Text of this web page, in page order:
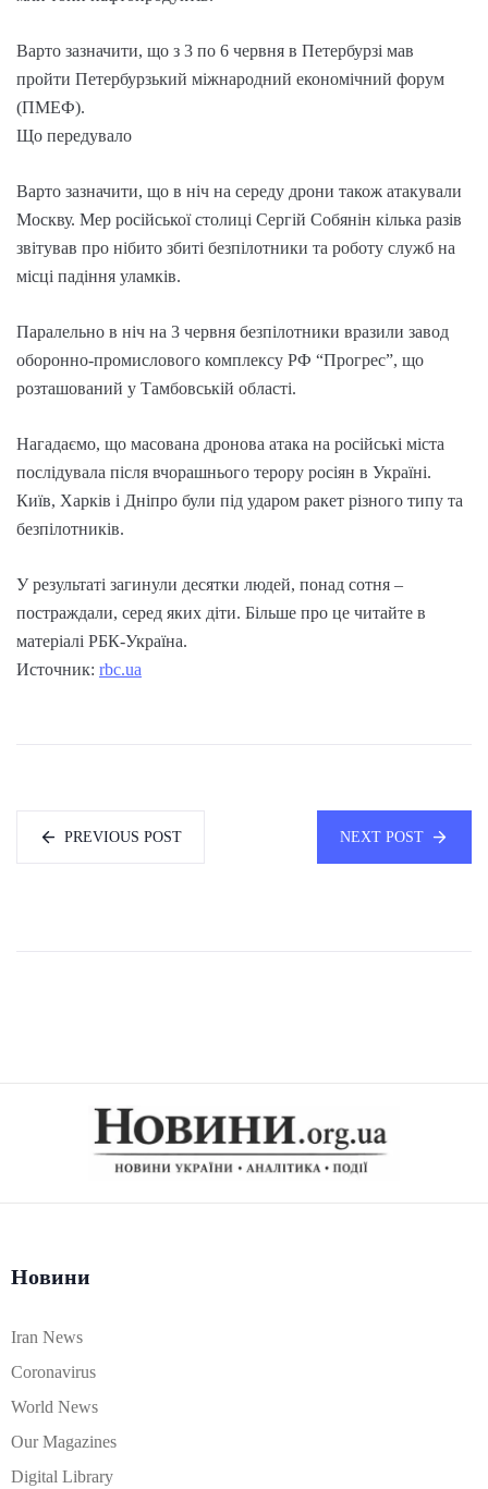
Варто зазначити, що з 3 по 6 червня в Петербурзі мав
пройти Петербурзький міжнародний економічний форум
(ПМЕФ).
Що передувало
Варто зазначити, що в ніч на середу дрони також атакували
Москву. Мер російської столиці Сергій Собянін кілька разів
звітував про нібито збиті безпілотники та роботу служб на
місці падіння уламків.
Паралельно в ніч на 3 червня безпілотники вразили завод
оборонно-промислового комплексу РФ “Прогрес”, що
розташований у Тамбовській області.
Нагадаємо, що масована дронова атака на російські міста
послідувала після вчорашнього терору росіян в Україні.
Київ, Харків і Дніпро були під ударом ракет різного типу та
безпілотників.
У результаті загинули десятки людей, понад сотня –
постраждали, серед яких діти. Більше про це читайте в
матеріалі РБК-Україна.
Источник: rbc.ua
PREVIOUS POST NEXT POST
Новини
Iran News
Coronavirus
World News
Our Magazines
Digital Library